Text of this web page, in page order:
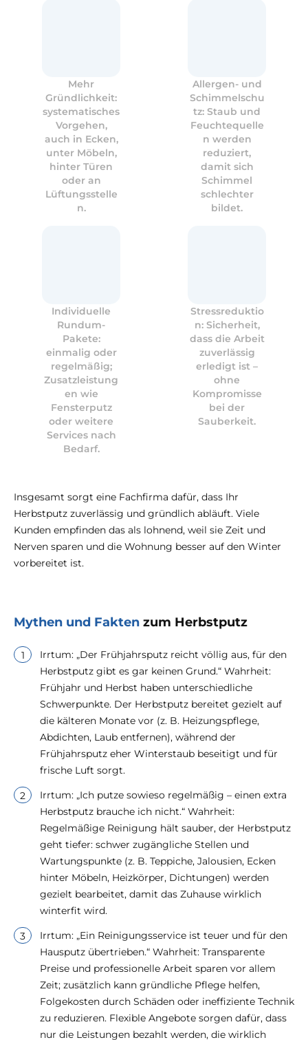
Mehr
Gründlichkeit:
systematisches
Vorgehen,
auch in Ecken,
unter Möbeln,
hinter Türen
oder an
Lüftungsstelle
n.
Allergen- und
Schimmelschu
tz: Staub und
Feuchtequelle
n werden
reduziert,
damit sich
Schimmel
schlechter
bildet.
Individuelle
Rundum-
Pakete:
einmalig oder
regelmäßig;
Zusatzleistung
en wie
Fensterputz
oder weitere
Services nach
Bedarf.
Stressreduktio
n: Sicherheit,
dass die Arbeit
zuverlässig
erledigt ist –
ohne
Kompromisse
bei der
Sauberkeit.
Insgesamt sorgt eine Fachfirma dafür, dass Ihr
Herbstputz zuverlässig und gründlich abläuft. Viele
Kunden empfinden das als lohnend, weil sie Zeit und
Nerven sparen und die Wohnung besser auf den Winter
vorbereitet ist.
Mythen und Fakten zum Herbstputz
Irrtum: „Der Frühjahrsputz reicht völlig aus, für den
Herbstputz gibt es gar keinen Grund.“ Wahrheit:
Frühjahr und Herbst haben unterschiedliche
Schwerpunkte. Der Herbstputz bereitet gezielt auf
die kälteren Monate vor (z. B. Heizungspflege,
Abdichten, Laub entfernen), während der
Frühjahrsputz eher Winterstaub beseitigt und für
frische Luft sorgt.
Irrtum: „Ich putze sowieso regelmäßig – einen extra
Herbstputz brauche ich nicht.“ Wahrheit:
Regelmäßige Reinigung hält sauber, der Herbstputz
geht tiefer: schwer zugängliche Stellen und
Wartungspunkte (z. B. Teppiche, Jalousien, Ecken
hinter Möbeln, Heizkörper, Dichtungen) werden
gezielt bearbeitet, damit das Zuhause wirklich
winterfit wird.
Irrtum: „Ein Reinigungsservice ist teuer und für den
Hausputz übertrieben.“ Wahrheit: Transparente
Preise und professionelle Arbeit sparen vor allem
Zeit; zusätzlich kann gründliche Pflege helfen,
Folgekosten durch Schäden oder ineffiziente Technik
zu reduzieren. Flexible Angebote sorgen dafür, dass
nur die Leistungen bezahlt werden, die wirklich